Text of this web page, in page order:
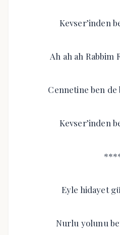
Kevser’inden
Ah ah ah Rabbim
Cennetine ben
Kevser’inden
Eyle hidayet
Nurlu yolunu